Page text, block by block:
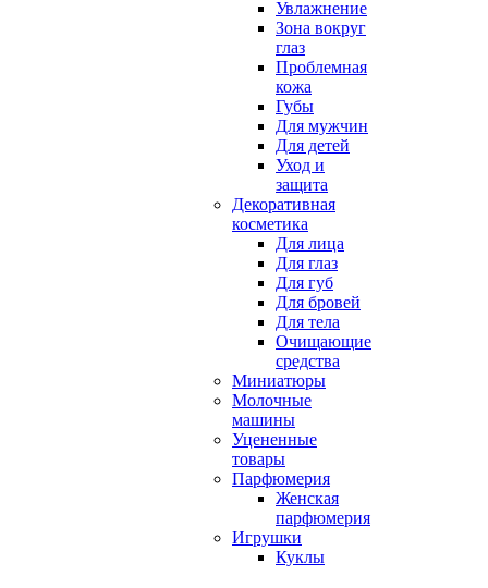
Увлажнение
Зона вокруг
глаз
Проблемная
кожа
Губы
Для мужчин
Для детей
Уход и
защита
Декоративная
косметика
Для лица
Для глаз
Для губ
Для бровей
Для тела
Очищающие
средства
Миниатюры
Молочные
машины
Уцененные
товары
Парфюмерия
Женская
парфюмерия
Игрушки
Куклы